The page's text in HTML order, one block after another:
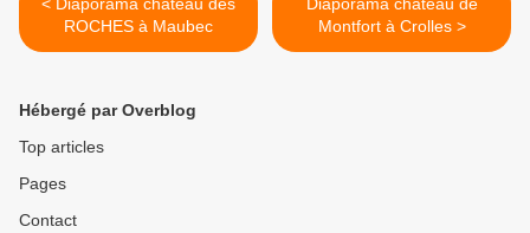
ROCHES à Maubec
Montfort à Crolles >
Hébergé par Overblog
Top articles
Pages
Contact